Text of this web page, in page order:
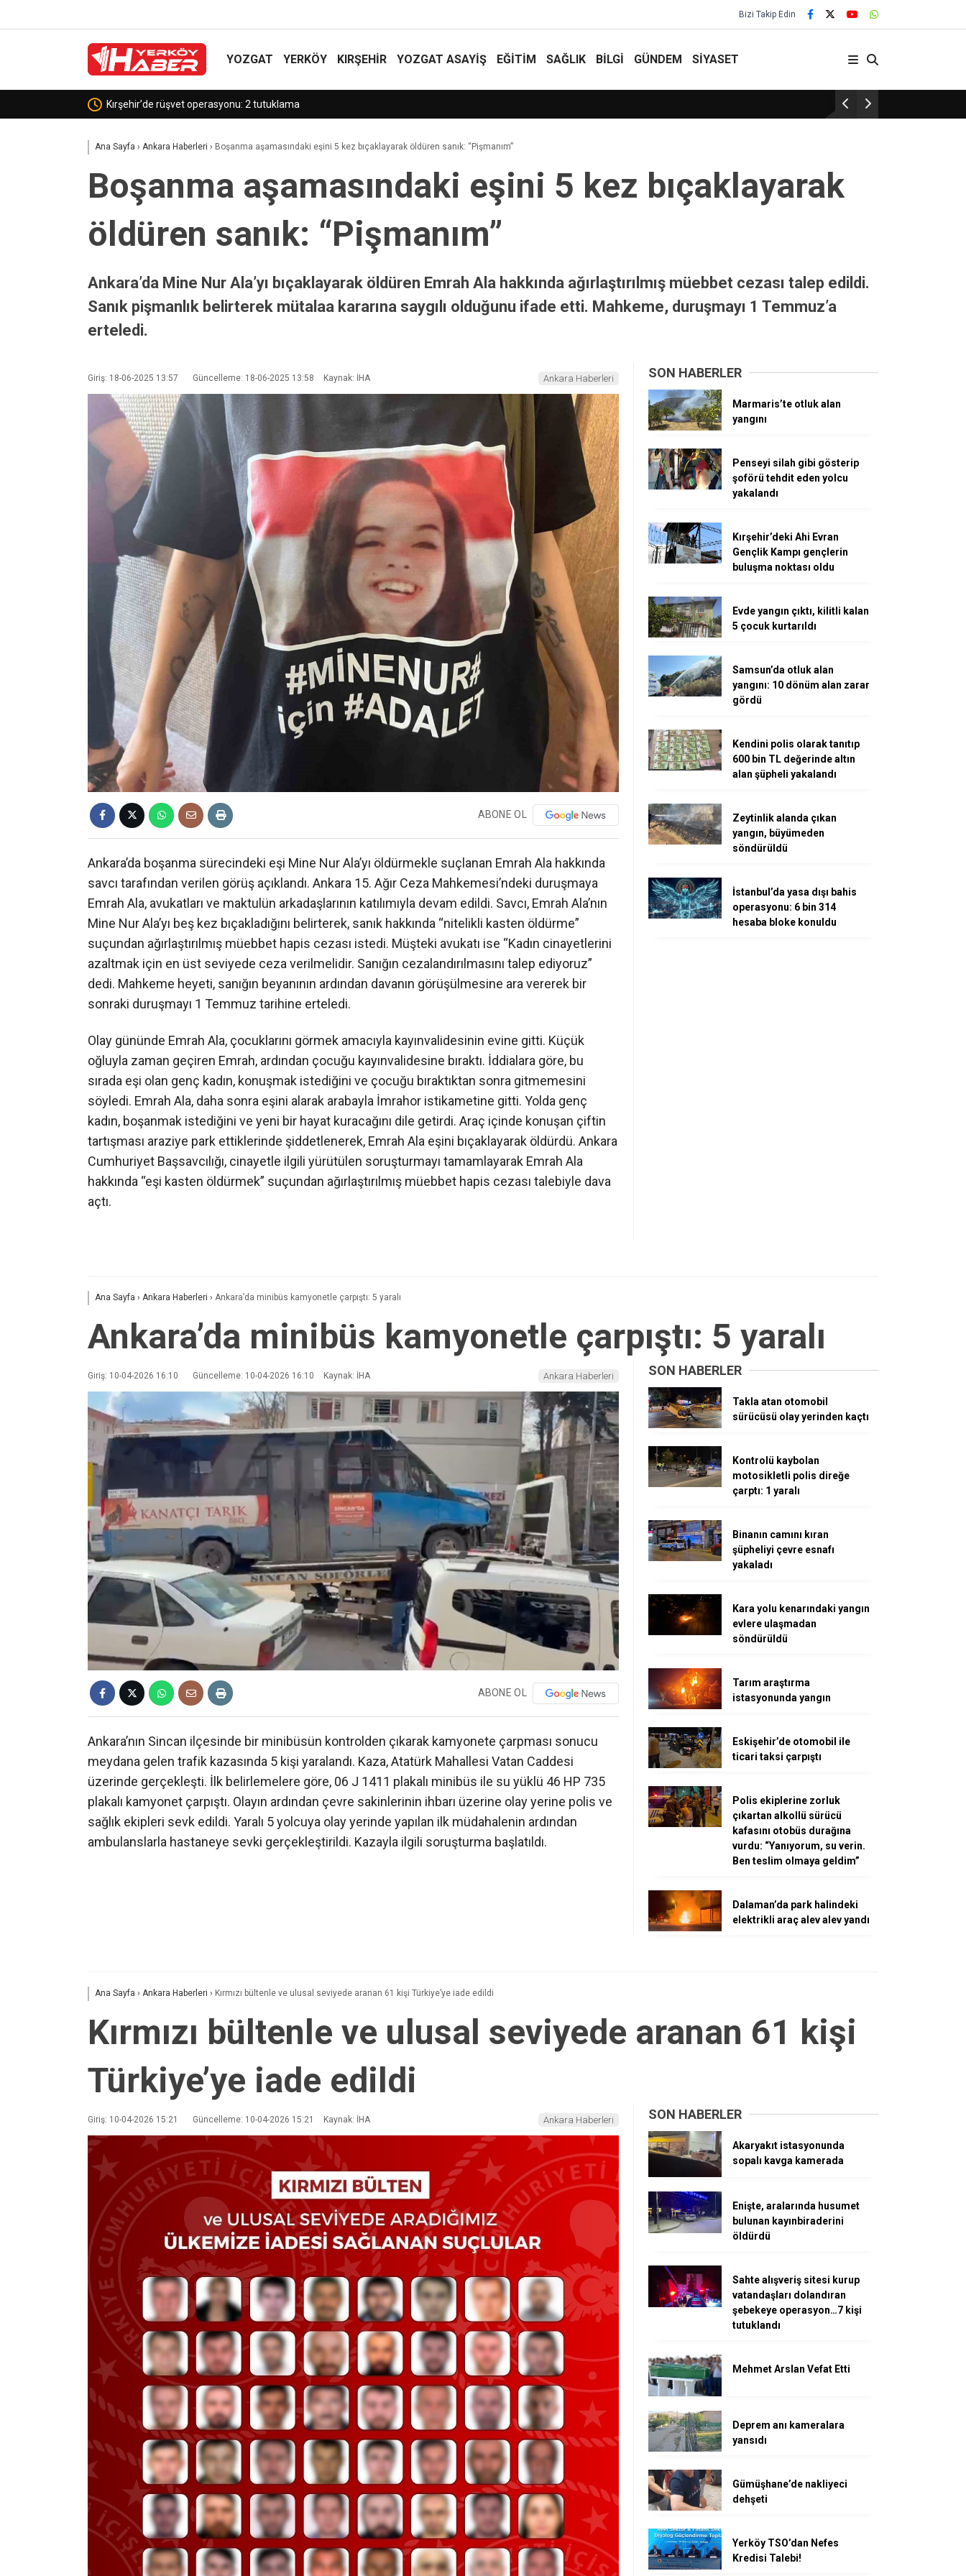
Bizi Takip Edin
YOZGAT YERKÖY KIRŞEHİR YOZGAT ASAYIŞ EĞİTİM SAĞLIK BİLGİ GÜNDEM SİYASET
Çamlık Milli Parkı’nda bin keklik doğaya kanat çırptı Bakan Uraloğlu Bağdat’ta
Ana Sayfa › Ankara Haberleri › Boşanma aşamasındaki eşini 5 kez bıçaklayarak öldüren sanık: “Pişmanım”
Boşanma aşamasındaki eşini 5 kez bıçaklayarak
öldüren sanık: “Pişmanım”
Ankara’da Mine Nur Ala’yı bıçaklayarak öldüren Emrah Ala hakkında ağırlaştırılmış müebbet cezası talep edildi.
Sanık pişmanlık belirterek mütalaa kararına saygılı olduğunu ifade etti. Mahkeme, duruşmayı 1 Temmuz’a
erteledi.
Giriş: 18-06-2025 13:57 Güncelleme: 18-06-2025 13:58 Kaynak: İHA Ankara Haberleri
ABONE OL
Ankara’da boşanma sürecindeki eşi Mine Nur Ala’yı öldürmekle suçlanan Emrah Ala hakkında
savcı tarafından verilen görüş açıklandı. Ankara 15. Ağır Ceza Mahkemesi’ndeki duruşmaya
Emrah Ala, avukatları ve maktulün arkadaşlarının katılımıyla devam edildi. Savcı, Emrah Ala’nın
Mine Nur Ala’yı beş kez bıçakladığını belirterek, sanık hakkında “nitelikli kasten öldürme”
suçundan ağırlaştırılmış müebbet hapis cezası istedi. Müşteki avukatı ise “Kadın cinayetlerini
azaltmak için en üst seviyede ceza verilmelidir. Sanığın cezalandırılmasını talep ediyoruz”
dedi. Mahkeme heyeti, sanığın beyanının ardından davanın görüşülmesine ara vererek bir
sonraki duruşmayı 1 Temmuz tarihine erteledi.
Olay gününde Emrah Ala, çocuklarını görmek amacıyla kayınvalidesinin evine gitti. Küçük
oğluyla zaman geçiren Emrah, ardından çocuğu kayınvalidesine bıraktı. İddialara göre, bu
sırada eşi olan genç kadın, konuşmak istediğini ve çocuğu bıraktıktan sonra gitmemesini
söyledi. Emrah Ala, daha sonra eşini alarak arabayla İmrahor istikametine gitti. Yolda genç
kadın, boşanmak istediğini ve yeni bir hayat kuracağını dile getirdi. Araç içinde konuşan çiftin
tartışması araziye park ettiklerinde şiddetlenerek, Emrah Ala eşini bıçaklayarak öldürdü. Ankara
Cumhuriyet Başsavcılığı, cinayetle ilgili yürütülen soruşturmayı tamamlayarak Emrah Ala
hakkında “eşi kasten öldürmek” suçundan ağırlaştırılmış müebbet hapis cezası talebiyle dava
açtı.
SON HABERLER
Marmaris’te otluk alan
yangını
Penseyi silah gibi gösterip
şoförü tehdit eden yolcu
yakalandı
Kırşehir’deki Ahi Evran
Gençlik Kampı gençlerin
buluşma noktası oldu
Evde yangın çıktı, kilitli kalan
5 çocuk kurtarıldı
Samsun’da otluk alan
yangını: 10 dönüm alan zarar
gördü
Kendini polis olarak tanıtıp
600 bin TL değerinde altın
alan şüpheli yakalandı
Zeytinlik alanda çıkan
yangın, büyümeden
söndürüldü
İstanbul’da yasa dışı bahis
operasyonu: 6 bin 314
hesaba bloke konuldu
Ana Sayfa › Ankara Haberleri › Ankara’da minibüs kamyonetle çarpıştı: 5 yaralı
Ankara’da minibüs kamyonetle çarpıştı: 5 yaralı
Giriş: 10-04-2026 16:10 Güncelleme: 10-04-2026 16:10 Kaynak: İHA Ankara Haberleri
ABONE OL
Ankara’nın Sincan ilçesinde bir minibüsün kontrolden çıkarak kamyonete çarpması sonucu
meydana gelen trafik kazasında 5 kişi yaralandı. Kaza, Atatürk Mahallesi Vatan Caddesi
üzerinde gerçekleşti. İlk belirlemelere göre, 06 J 1411 plakalı minibüs ile su yüklü 46 HP 735
plakalı kamyonet çarpıştı. Olayın ardından çevre sakinlerinin ihbarı üzerine olay yerine polis ve
sağlık ekipleri sevk edildi. Yaralı 5 yolcuya olay yerinde yapılan ilk müdahalenin ardından
ambulanslarla hastaneye sevki gerçekleştirildi. Kazayla ilgili soruşturma başlatıldı.
SON HABERLER
Takla atan otomobil
sürücüsü olay yerinden kaçtı
Kontrolü kaybolan
motosikletli polis direğe
çarptı: 1 yaralı
Binanın camını kıran
şüpheliyi çevre esnafı
yakaladı
Kara yolu kenarındaki yangın
evlere ulaşmadan
söndürüldü
Tarım araştırma
istasyonunda yangın
Eskişehir’de otomobil ile
ticari taksi çarpıştı
Polis ekiplerine zorluk
çıkartan alkollü sürücü
kafasını otobüs durağına
vurdu: “Yanıyorum, su verin.
Ben teslim olmaya geldim”
Dalaman’da park halindeki
elektrikli araç alev alev yandı
Ana Sayfa › Ankara Haberleri › Kırmızı bültenle ve ulusal seviyede aranan 61 kişi Türkiye’ye iade edildi
Kırmızı bültenle ve ulusal seviyede aranan 61 kişi
Türkiye’ye iade edildi
Giriş: 10-04-2026 15:21 Güncelleme: 10-04-2026 15:21 Kaynak: İHA Ankara Haberleri SON HABERLER
Akaryakıt istasyonunda
sopalı kavga kamerada
Enişte, aralarında husumet
bulunan kayınbiraderini
öldürdü
Sahte alışveriş sitesi kurup
vatandaşları dolandıran
şebekeye operasyon…7 kişi
tutuklandı
Mehmet Arslan Vefat Etti
Deprem anı kameralara
yansıdı
Gümüşhane’de nakliyeci
dehşeti
Yerköy TSO’dan Nefes
Kredisi Talebi!